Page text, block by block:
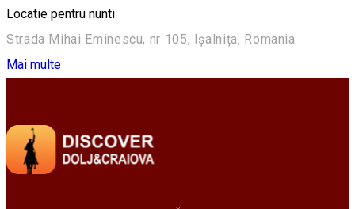
Locatie pentru nunti
Strada Mihai Eminescu, nr 105, Ișalnița, Romania
Mai multe